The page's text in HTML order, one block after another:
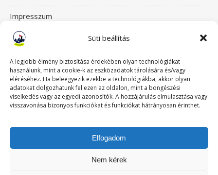
Süti beállítás
A legjobb élmény biztosítása érdekében olyan technológiákat
használunk, mint a cookie-k az eszközadatok tárolására és/vagy
eléréséhez. Ha beleegyezik ezekbe a technológiákba, akkor olyan
adatokat dolgozhatunk fel ezen az oldalon, mint a böngészési
viselkedés vagy az egyedi azonosítók. A hozzájárulás elmulasztása vagy
visszavonása bizonyos funkciókat és funkciókat hátrányosan érinthet.
Elfogadom
Nem kérek
Impresszum
Itt érsz el bennünket!
Mászásterápia csapata
Szeretettel üdvözlünk a Mászásterápia oldalán! Gyere,
nézz körül!
TABUDÖNTÖGETŐ MászásTerápia
Történeteink